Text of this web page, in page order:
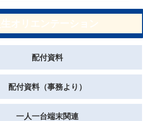
配付資料
配付資料（事務より）
一人一台端末関連